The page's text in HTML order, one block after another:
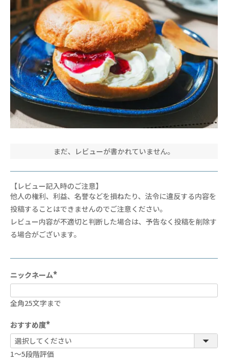
まだ、レビューが書かれていません。
【レビュー記入時のご注意】
他人の権利、利益、名誉などを損ねたり、法令に違反する内容を
投稿することはできませんのでご注意ください。
レビュー内容が不適切と判断した場合は、予告なく投稿を削除す
る場合がございます。
ニックネーム
(
須
)
全角25文字まで
おすすめ度
(
必
須
)
1～5段階評価